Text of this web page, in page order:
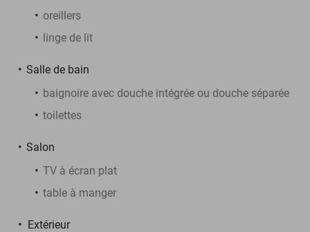
oreillers
linge de lit
Salle de bain
baignoire avec douche intégrée ou douche séparée
toilettes
Salon
TV à écran plat
table à manger
Extérieur